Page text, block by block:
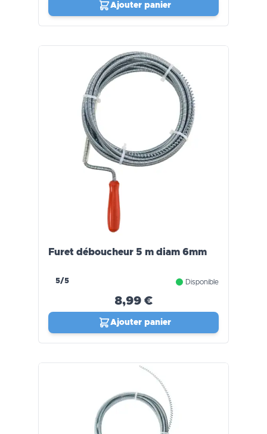
Ajouter panier
Furet déboucheur 5 m diam 6mm
5/5 Disponible
8,99 €
Ajouter panier